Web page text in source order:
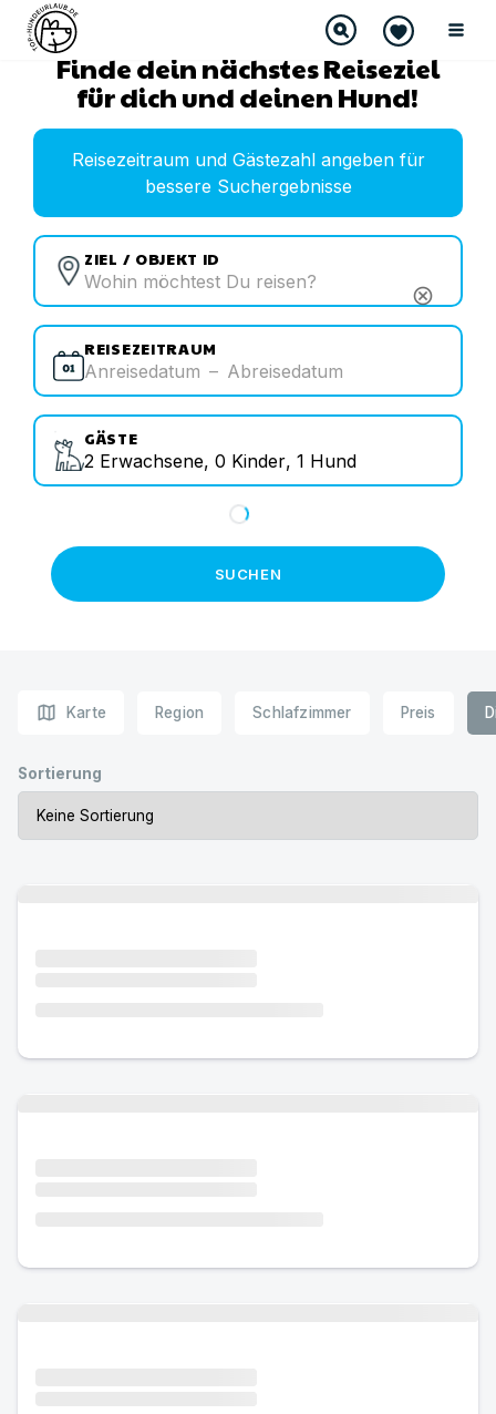
Finde dein nächstes Reiseziel
für dich und deinen Hund!
Reisezeitraum und Gästezahl angeben für
bessere Suchergebnisse
ZIEL / OBJEKT ID
cancel
REISEZEITRAUM
Anreisedatum – Abreisedatum
GÄSTE
2 Erwachsene, 0 Kinder, 1 Hund
SUCHEN
map Karte Region Schlafzimmer Preis
Sortierung